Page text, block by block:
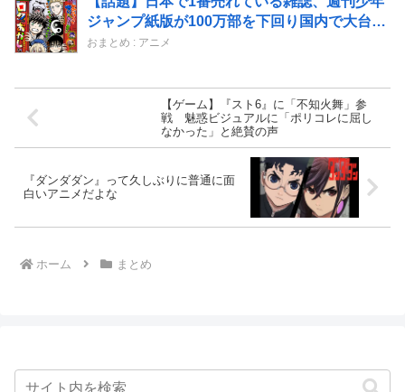
ジャンプ紙版が100万部を下回り国内で大台を
超える雑誌はゼロに。なお、電子版を含めた漫
おまとめ : アニメ
【ゲーム】『スト6』に「不知火舞」参
戦 魅惑ビジュアルに「ポリコレに屈し
なかった」と絶賛の声
『ダンダダン』って久しぶりに普通に面
白いアニメだよな
ホーム まとめ